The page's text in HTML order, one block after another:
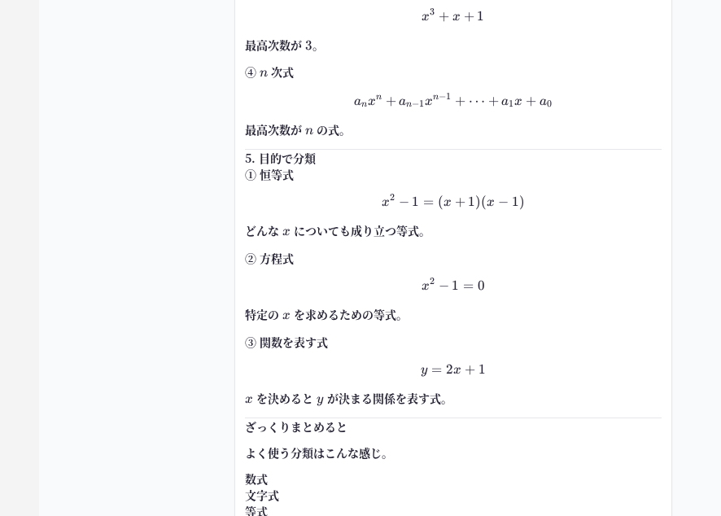
x^3+x+1
x3 + x + 1
最高次数が 3
3。
④ n
n 次式
a_nx^n+a_{n-1}x^{n-1}+\cdots+a_1x+a_0
anxn + an−1xn−1 + ⋯ + a1x + a0
最高次数が n
n の式。
5. 目的で分類
① 恒等式
x^2-1=(x+1)(x-1)
x2 − 1 = (x + 1)(x − 1)
どんな x
x についても成り立つ等式。
② 方程式
x^2-1=0
x2 − 1 = 0
特定の x
x を求めるための等式。
③ 関数を表す式
y=2x+1
y = 2x + 1
x
x を決めると y
yが決まる関係を表す式。
ざっくりまとめると
よく使う分類はこんな感じ。
数式
文字式
等式